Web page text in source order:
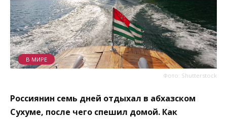
Фото: Shutterstock
В МИРЕ
Россиянин семь дней отдыхал в абхазском
Сухуме, после чего спешил домой. Как